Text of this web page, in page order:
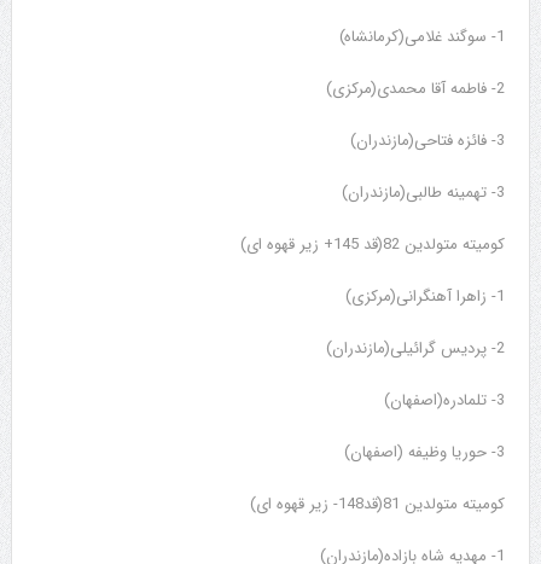
1- سوگند غلامی(کرمانشاه)
2- فاطمه آقا محمدی(مرکزی)
3- فائزه فتاحی(مازندران)
3- تهمینه طالبی(مازندران)
کومیته متولدین 82(قد 145+ زیر قهوه ای)
1- زاهرا آهنگرانی(مرکزی)
2- پردیس گرائیلی(مازندران)
3- تلمادره(اصفهان)
3- حوریا وظیفه (اصفهان)
کومیته متولدین 81(قد148- زیر قهوه ای)
1- مهدیه شاه بازاده(مازندران)